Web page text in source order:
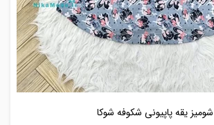
شومیز یقه پاپیونی شکوفه شوکا